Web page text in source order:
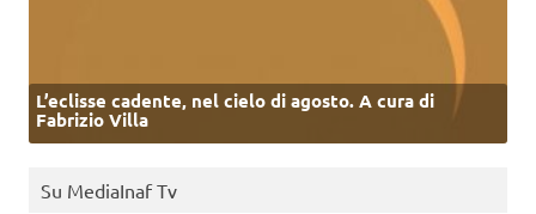
L’eclisse cadente, nel cielo di agosto. A cura di
Fabrizio Villa
Su MediaInaf Tv